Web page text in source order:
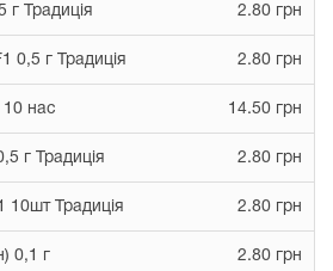
г Традиція 2.80 грн
0,5 г Традиція 2.80 грн
нас 14.50 грн
г Традиція 2.80 грн
10шт Традиція 2.80 грн
0,1 г 2.80 грн